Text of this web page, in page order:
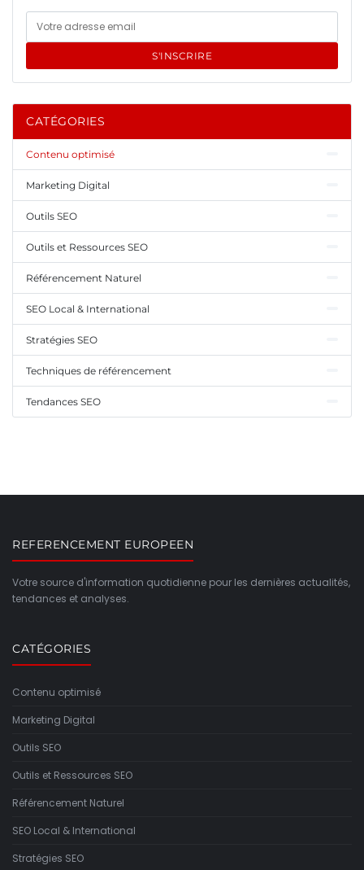
S'INSCRIRE
CATÉGORIES
Contenu optimisé
Marketing Digital
Outils SEO
Outils et Ressources SEO
Référencement Naturel
SEO Local & International
Stratégies SEO
Techniques de référencement
Tendances SEO
REFERENCEMENT EUROPEEN
Votre source d'information quotidienne pour les dernières actualités,
tendances et analyses.
CATÉGORIES
Contenu optimisé
Marketing Digital
Outils SEO
Outils et Ressources SEO
Référencement Naturel
SEO Local & International
Stratégies SEO